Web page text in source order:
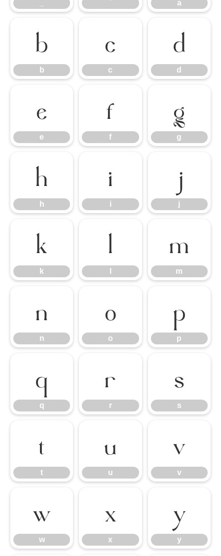
` a
b
b c
c d
d
e
e f
f g
g
h
h i
i j
j
k
k l m
m
n
n o
o p
p
q
q r
r s
s
t
t u
u v
v
w
w x
x y
y